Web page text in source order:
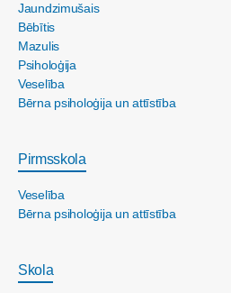
Jaundzimušais
Bēbītis
Mazulis
Psiholoģija
Veselība
Bērna psiholoģija un attīstība
Pirmsskola
Veselība
Bērna psiholoģija un attīstība
Skola